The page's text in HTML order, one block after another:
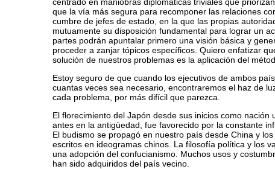
que la vía más segura para recomponer las relaciones
cumbre de jefes de estado, en la que las propias
mutuamente su disposición fundamental para lograr un
partes podrán apuntalar primero una visión básica y
proceder a zanjar tópicos específicos. Quiero enfatizar
solución de nuestros problemas es la aplicación del
Estoy seguro de que cuando los ejecutivos de ambos
cuantas veces sea necesario, encontraremos el haz de
cada problema, por más difícil que parezca.
El florecimiento del Japón desde sus inicios como nación
antes en la antigüedad, fue favorecido por la constante
El budismo se propagó en nuestro país desde China y
escritos en ideogramas chinos. La filosofía política y los
una adopción del confucianismo. Muchos usos y
han sido adquiridos del país vecino.